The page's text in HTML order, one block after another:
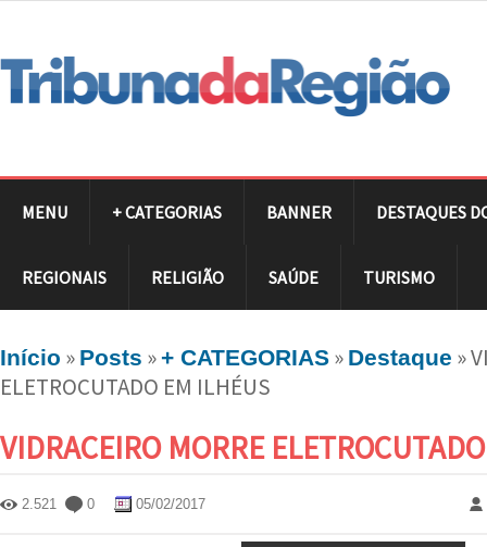
MENU + CATEGORIAS BANNER DESTAQUES
REGIONAIS RELIGIÃO SAÚDE TURISMO
Início » Posts »+ CATEGORIAS » Destaque »
ELETROCUTADO EM ILHÉUS
VIDRACEIRO MORRE
2.521 0 05/02/2017